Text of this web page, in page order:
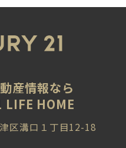
産情報なら
LIFE HOME
区溝口１丁目12-18